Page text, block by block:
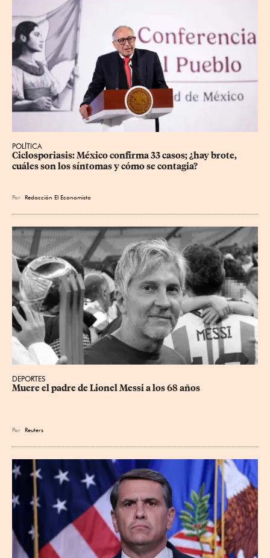
POLÍTICA
Ciclosporiasis: México confirma 33 casos; ¿hay brote,
cuáles son los síntomas y cómo se contagia?
Por Redacción El Economista
DEPORTES
Muere el padre de Lionel Messi a los 68 años
Por Reuters